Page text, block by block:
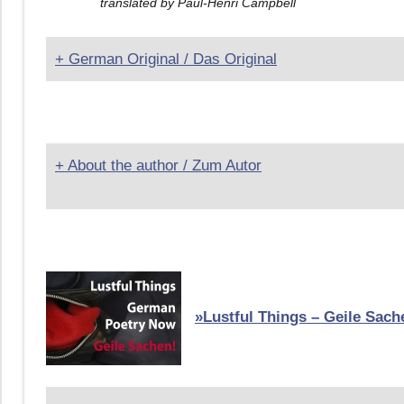
translated by Paul-Henri Campbell
+ German Original / Das Original
+ About the author / Zum Autor
»Lustful Things – Geile